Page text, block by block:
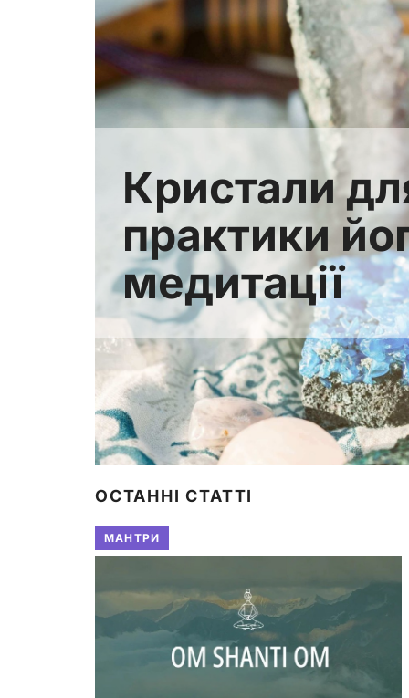
Кристали
практики
медитації
ОСТАННІ СТАТТІ
МАНТРИ